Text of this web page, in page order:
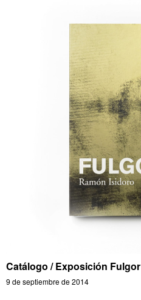
Catálogo / Exposición Fulgor
9 de septiembre de 2014